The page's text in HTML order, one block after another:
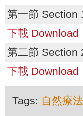
第一節 Section
下載 Download
第二節 Section
下載 Download
Tags: 自然療